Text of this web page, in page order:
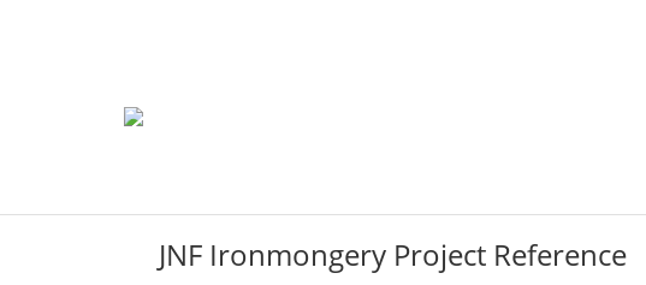
JNF Ironmongery Project Reference